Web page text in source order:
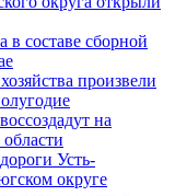
в составе сборной
произвели
на
Усть-
округе